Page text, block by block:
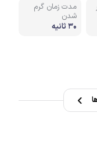
مدت زمان گرم
شدن
۳۰ ثانیه